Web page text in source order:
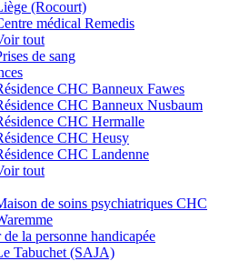
(Rocourt)
médical Remedis
tout
de sang
CHC Banneux Fawes
CHC Banneux Nusbaum
CHC Hermalle
CHC Heusy
CHC Landenne
tout
de soins psychiatriques CHC
de la personne handicapée
Tabuchet (SAJA)